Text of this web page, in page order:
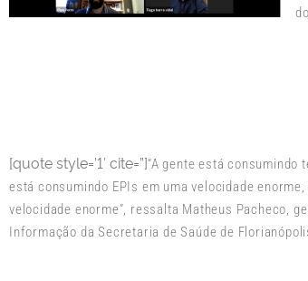
[quote style=’1′ cite=”]“A gente está consumindo
está consumindo EPIs em uma velocidade
velocidade enorme”, ressalta Matheus Pacheco,
Informação da Secretaria de Saúde de